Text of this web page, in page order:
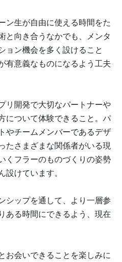
ン生が自由に使える時間をた
と向き合うなかでも、メンタ
ョン機会を多く設けること
有意義なものになるよう工夫
リ開発で大切なパートナーや
について体験できること。パ
やチームメンバーであるデザ
たさまざまな関係者がいる現
くフラーのものづくりの姿勢
設けています。
シップを通して、より一層参
ある時間にできるよう、現在
お会いできることを楽しみに